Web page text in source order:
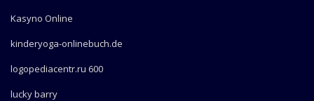
Kasyno Online
kinderyoga-onlinebuch.de
logopediacentr.ru 600
lucky barry